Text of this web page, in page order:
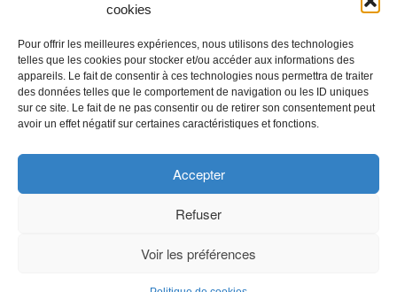
cookies
Pour offrir les meilleures expériences, nous utilisons des technologies
telles que les cookies pour stocker et/ou accéder aux informations des
appareils. Le fait de consentir à ces technologies nous permettra de traiter
des données telles que le comportement de navigation ou les ID uniques
sur ce site. Le fait de ne pas consentir ou de retirer son consentement peut
avoir un effet négatif sur certaines caractéristiques et fonctions.
Accepter
Refuser
Voir les préférences
Espace Jeunes artistes : Françoise Hottois
Créamusée : tête de l’art
Copyright
Politique de confidentialité
Chartes des engagements des opérateurs culturels